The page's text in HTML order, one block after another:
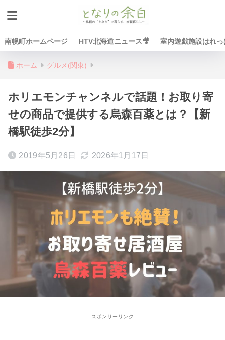
南幌町ホームページ HTV北海道ニュース🎥 室内遊戯施設はれっ
ホーム グルメ(関東)
ホリエモンチャンネルで話題！お取り寄
せの商品で提供する烏森百薬とは？【新
橋駅徒歩2分】
2019年5月26日 2026年1月17日
スポンサーリンク